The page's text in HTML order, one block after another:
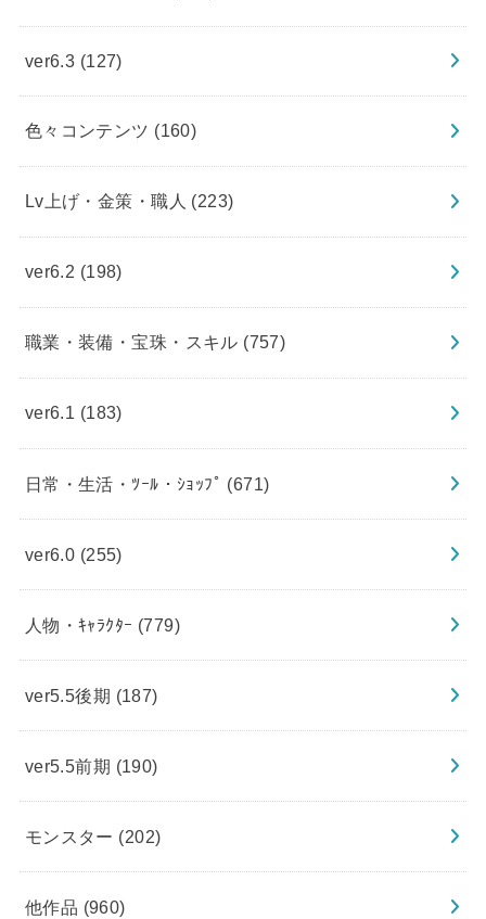
ver6.3 (127)
色々コンテンツ (160)
Lv上げ・金策・職人 (223)
ver6.2 (198)
職業・装備・宝珠・スキル (757)
ver6.1 (183)
日常・生活・ﾂｰﾙ・ｼｮｯﾌﾟ (671)
ver6.0 (255)
人物・ｷｬﾗｸﾀｰ (779)
ver5.5後期 (187)
ver5.5前期 (190)
モンスター (202)
他作品 (960)